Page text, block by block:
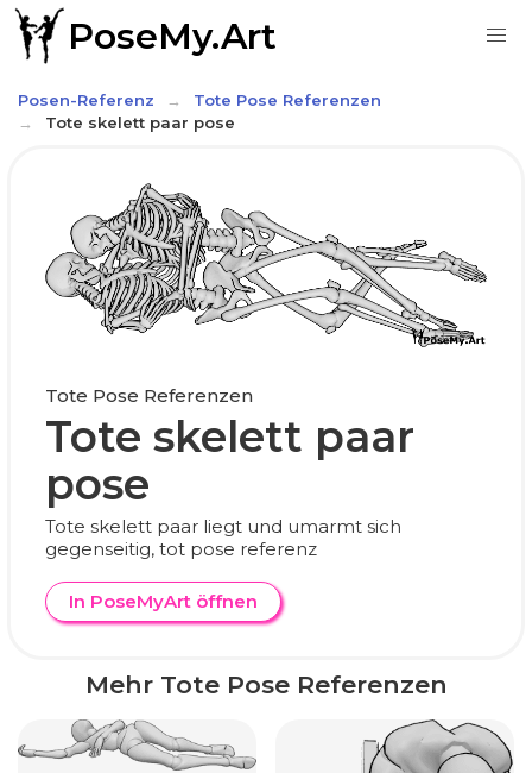
PoseMy.Art
Posen-Referenz
Tote Pose Referenzen
Tote skelett paar pose
Tote Pose Referenzen
Tote skelett paar
pose
Tote skelett paar liegt und umarmt sich
gegenseitig, tot pose referenz
In PoseMyArt öffnen
Mehr Tote Pose Referenzen